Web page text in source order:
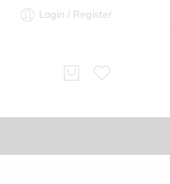
Login / Register